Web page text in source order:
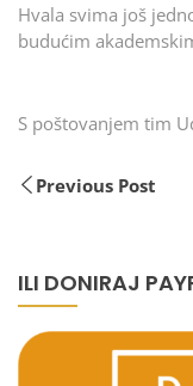
Hvala svima još
budućim
S poštovanjem tim
Previous Post
ILI DONIRAJ